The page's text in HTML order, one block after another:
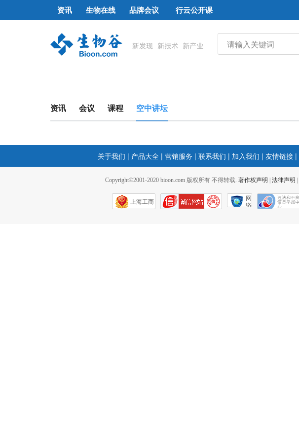
资讯 生物在线 品牌会议 行云公开课
资讯 会议 课程 空中讲坛
关于我们 | 产品大全 | 营销服务 | 联系我们 | 加入我们 | 友情链接 |
Copyright©2001-2020 bioon.com 版权所有 不得转载. 著作权声明 法律声明
上海工商
网
络